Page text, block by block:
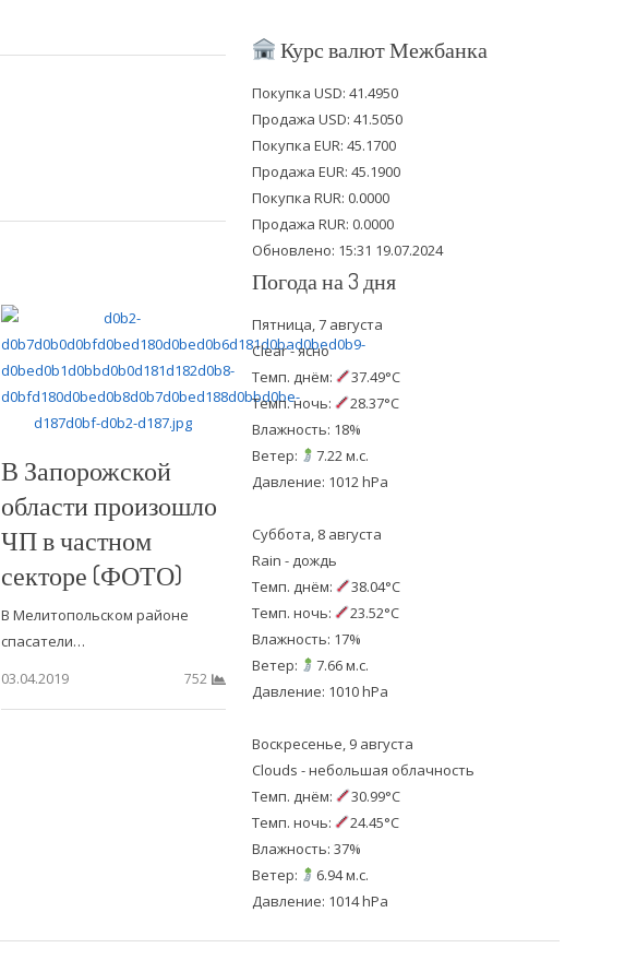
В Запорожской
области произошло
ЧП в частном
секторе (ФОТО)
В Мелитопольском районе
спасатели…
03.04.2019
752
i
t
e
r
c
b
o
o
k
u
u
b
e
Курс валют Межбанка
Покупка USD: 41.4950
Продажа USD: 41.5050
Покупка EUR: 45.1700
Продажа EUR: 45.1900
Покупка RUR: 0.0000
Продажа RUR: 0.0000
Обновлено: 15:31 19.07.2024
Погода на 3 дня
Пятница, 7 августа
Clear - ясно
Темп. днём:
37.49°C
Темп. ночь:
28.37°C
Влажность: 18%
Ветер:
7.22 м.с.
Давление: 1012 hPa
Суббота, 8 августа
Rain - дождь
Темп. днём:
38.04°C
Темп. ночь:
23.52°C
Влажность: 17%
Ветер:
7.66 м.с.
Давление: 1010 hPa
Воскресенье, 9 августа
Clouds - небольшая облачность
Темп. днём:
30.99°C
Темп. ночь:
24.45°C
Влажность: 37%
Ветер:
6.94 м.с.
Давление: 1014 hPa